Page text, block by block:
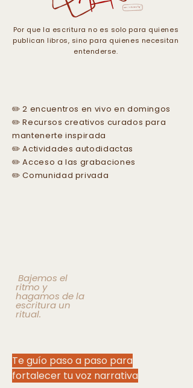
Por que la escritura no es solo para quienes
publican libros, sino para quienes necesitan
entenderse.
✏️ 2 encuentros en vivo en domingos
✏️ Recursos creativos curados para
mantenerte inspirada
✏️ Actividades autodidactas
✏️ Acceso a las grabaciones
✏️ Comunidad privada
Bajemos el
ritmo y
hagamos de la
escritura un
ritual.
Te guío paso a paso para
fortalecer tu voz narrativa